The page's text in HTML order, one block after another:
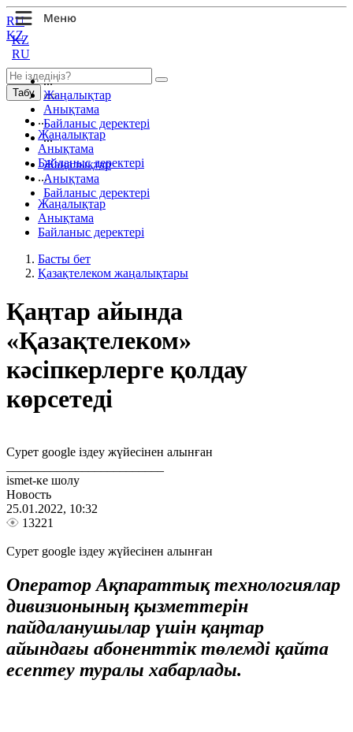
KZ
RU
...
Жаңалықтар
Анықтама
Байланыс деректері
...
Жаңалықтар
Анықтама
Байланыс деректері
RU
KZ
Табу
...
Жаңалықтар
Анықтама
Байланыс деректері
...
Жаңалықтар
Анықтама
Байланыс деректері
Басты бет
Қазақтелеком жаңалықтары
Қаңтар айында
«Қазақтелеком»
кәсіпкерлерге қолдау
көрсетеді
Сурет google іздеу жүйесінен алынған
ismet-ке шолу
Новость
25.01.2022, 10:32
13221
Сурет google іздеу жүйесінен алынған
Оператор Ақпараттық технологиялар
дивизионының қызметтерін
пайдаланушылар үшін қаңтар
айындағы абоненттік төлемді қайта
есептеу туралы хабарлады.